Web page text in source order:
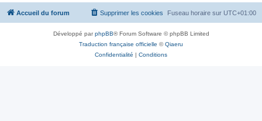
Accueil du forum Fuseau horaire sur UTC+01:00
Supprimer les cookies
Développé parphpBB® Forum Software © phpBB Limited
Traduction française officielle ©Qiaeru
Confidentialité | Conditions